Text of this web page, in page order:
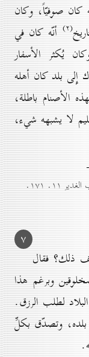
كان صوفيّاً، وكان
(۲)
أنّه كان في
يُكثر الأسفار
إِلى بلد كان أهله
الأصنام باطلة،
لا يشبهه شيء،
۷
ذلك؟ فقال
وبرغم هذا
لطلب الرزق.
بلده، وتصدّق بكلِّ